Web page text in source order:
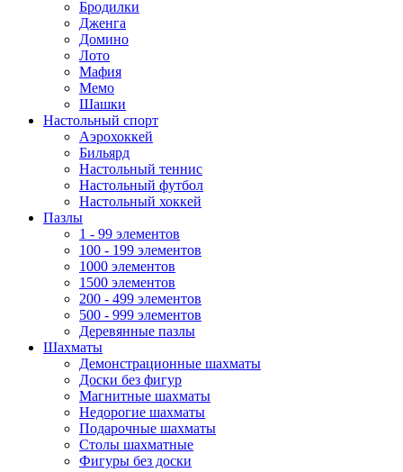
Бродилки
Дженга
Домино
Лото
Мафия
Мемо
Шашки
Настольный спорт
Аэрохоккей
Бильярд
Настольный теннис
Настольный футбол
Настольный хоккей
Пазлы
1 - 99 элементов
100 - 199 элементов
1000 элементов
1500 элементов
200 - 499 элементов
500 - 999 элементов
Деревянные пазлы
Шахматы
Демонстрационные шахматы
Доски без фигур
Магнитные шахматы
Недорогие шахматы
Подарочные шахматы
Столы шахматные
Фигуры без доски